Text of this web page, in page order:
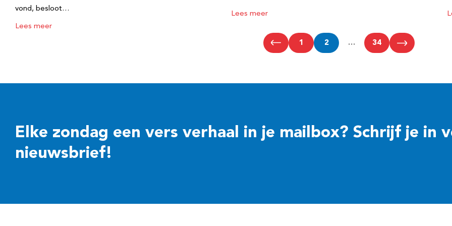
vond, besloot…
Lees meer
Lees meer
1 2 … 34
Elke zondag een vers verhaal in je mailbox? Schrijf je in
nieuwsbrief!